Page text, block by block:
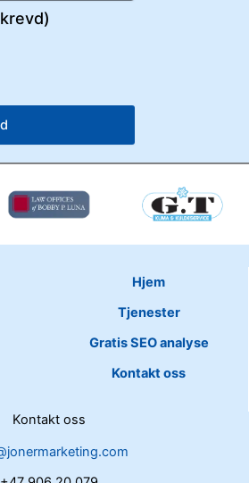
Hjem
Tjenester
Gratis SEO analyse
Kontakt oss
Kontakt oss